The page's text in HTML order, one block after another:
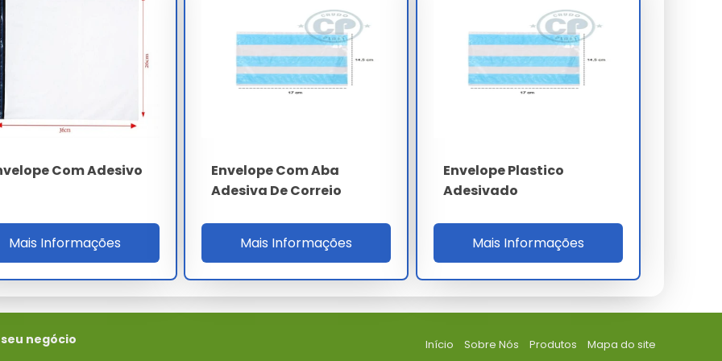
que ele esteja centralizado.
para selar.
de enviar.
R$2,50 e R$10,00 por unidade, dependendo do tamanho
a espessura do plástico e o volume de compra.
especializadas em embalagens, papelarias e plataformas
DP Embalagensoferece diversas opções com entrega rápida.
Com Adesivo
Mais Informações
Envelope Com Aba
Adesiva De Correio
Mais Informações
Envelope Plastico
Adesivado
Mais Informações
negócio Início Sobre Nós Produtos Mapa do site